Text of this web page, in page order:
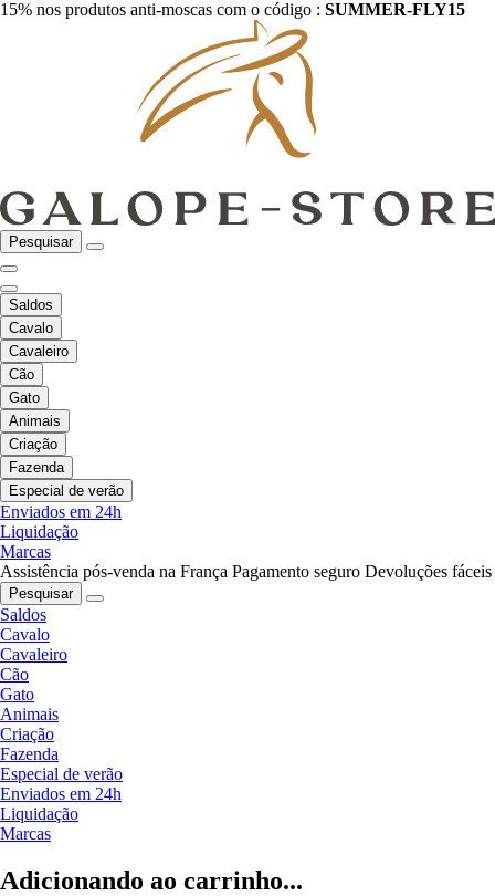
15% nos produtos anti-moscas com o código : SUMMER-FLY15
Pesquisar
Saldos
Cavalo
Cavaleiro
Cão
Gato
Animais
Criação
Fazenda
Especial de verão
Enviados em 24h
Liquidação
Marcas
Assistência pós-venda na França Pagamento seguro Devoluções fáceis
Pesquisar
Saldos
Cavalo
Cavaleiro
Cão
Gato
Animais
Criação
Fazenda
Especial de verão
Enviados em 24h
Liquidação
Marcas
Adicionando ao carrinho...